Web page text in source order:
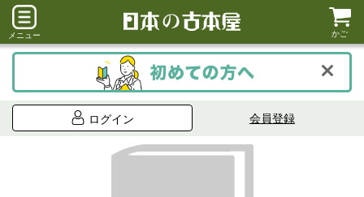
メニュー かご
ログイン 会員登録